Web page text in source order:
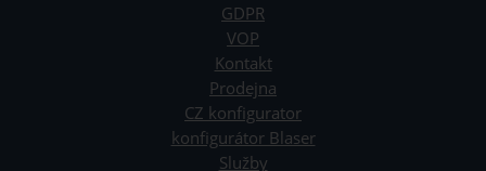
GDPR
VOP
Kontakt
Prodejna
CZ konfigurator
konfigurátor Blaser
Služby